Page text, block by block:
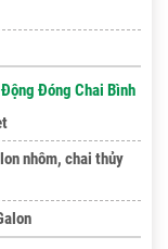
Đóng Chai Bình
nhôm, chai thủy